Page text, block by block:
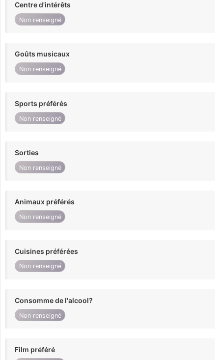
Centre d'intérêts
Non renseigné
Goûts musicaux
Non renseigné
Sports préférés
Non renseigné
Sorties
Non renseigné
Animaux préférés
Non renseigné
Cuisines préférées
Non renseigné
Consomme de l'alcool?
Non renseigné
Film préféré